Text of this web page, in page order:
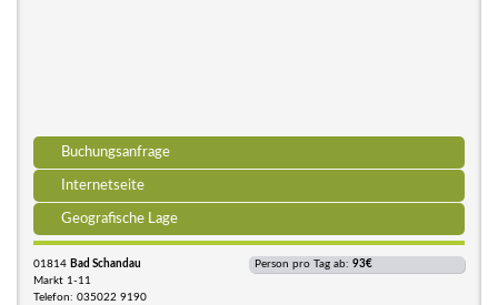
Buchungsanfrage
Internetseite
Geografische Lage
01814 Bad Schandau
Markt 1-11
Telefon: 035022 9190
Person pro Tag ab: 93€